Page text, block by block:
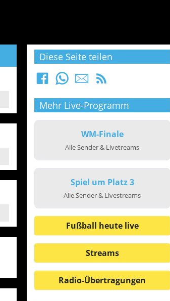
Diese Seite teilen
Mehr Live-Programm
WM-Finale
Alle Sender & Livetreams
Spiel um Platz 3
Alle Sender & Livestreams
Fußball heute live
Streams
Radio-Übertragungen